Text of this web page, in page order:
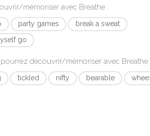
mémoriser avec Breathe :
party games
break a sweat
go
découvrir/mémoriser avec Breathe
tickled nifty bearable